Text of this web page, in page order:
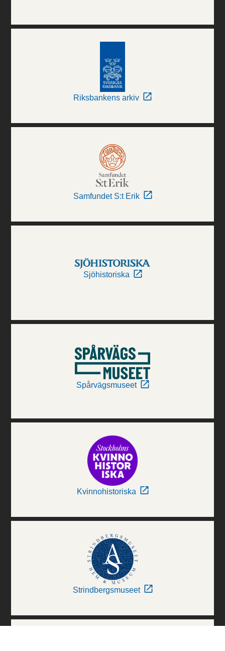
Riksbankens arkiv
Samfundet S:t Erik
Sjöhistoriska
Spårvägsmuseet
Kvinnohistoriska
Strindbergsmuseet